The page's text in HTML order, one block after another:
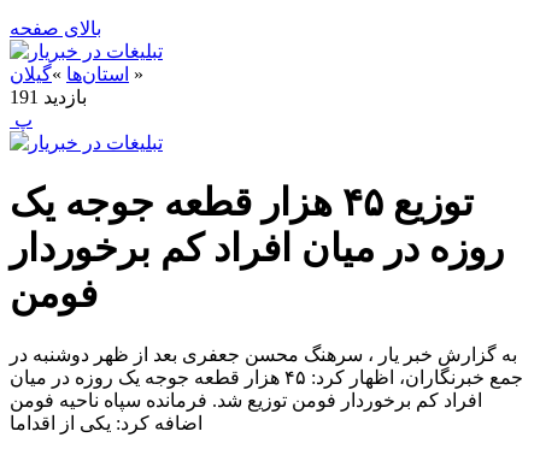
بالای صفحه
استان‌ها »گیلان
»
191 بازدید
‍ پ
توزیع ۴۵ هزار قطعه جوجه یک
روزه در میان افراد کم برخوردار
فومن
به گزارش خبر یار ، سرهنگ محسن جعفری بعد از ظهر دوشنبه در
جمع خبرنگاران، اظهار کرد: ۴۵ هزار قطعه جوجه یک روزه در میان
افراد کم برخوردار فومن توزیع شد. فرمانده سپاه ناحیه فومن
اضافه کرد: یکی از اقداما